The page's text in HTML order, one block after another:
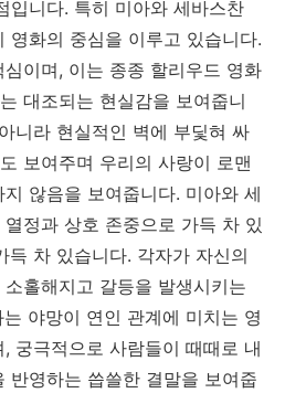
입니다. 특히 미아와 세바스찬
영화의 중심을 이루고 있습니다.
이며, 이는 종종 할리우드 영화
대조되는 현실감을 보여줍니
니라 현실적인 벽에 부딫혀 싸
보여주며 우리의 사랑이 로맨
않음을 보여줍니다. 미아와 세
정과 상호 존중으로 가득 차 있
득 차 있습니다. 각자가 자신의
홀해지고 갈등을 발생시키는
야망이 연인 관계에 미치는 영
궁극적으로 사람들이 때때로 내
반영하는 씁쓸한 결말을 보여줍